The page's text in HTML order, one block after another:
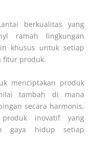
berkualitas yang
ramah lingkungan
khusus untuk setiap
fitur produk.
menciptakan produk
tambah di mana
secara harmonis,
inovatif yang
gaya hidup setiap